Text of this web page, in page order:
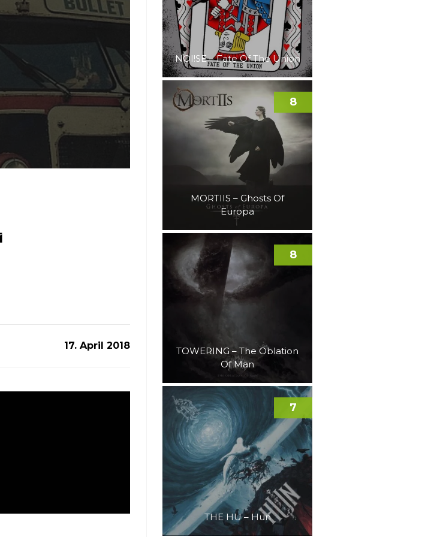
17. April 2018
NOI!SE – Fate Of The Union
MORTIIS – Ghosts Of
Europa
8
TOWERING – The Oblation
Of Man
8
THE HU – Hun
7